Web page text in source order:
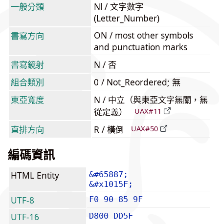
一般分類
Nl / 文字數字
(Letter_Number)
書寫方向
ON / most other symbols
and punctuation marks
書寫鏡射
N / 否
組合類別
0 / Not_Reordered; 無
東亞寬度
N / 中立（與東亞文字無關，無
從定義）
UAX#11
直排方向 R / 橫倒 UAX#50
編碼資訊
HTML Entity
&#65887;
&#x1015F;
UTF-8 F0 90 85 9F
UTF-16 D800 DD5F